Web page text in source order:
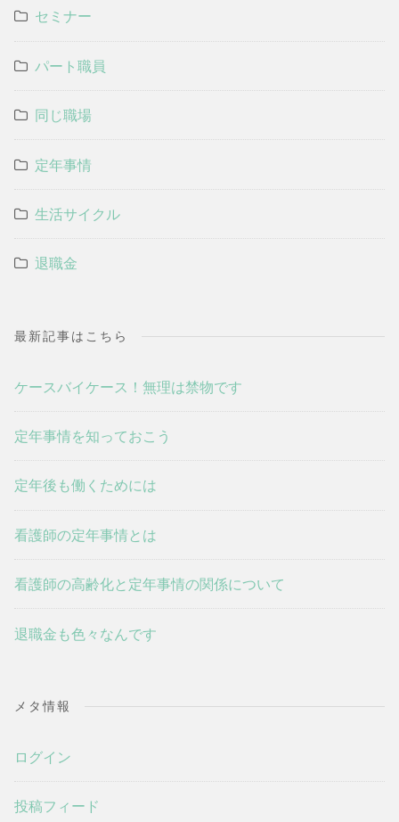
セミナー
パート職員
同じ職場
定年事情
生活サイクル
退職金
最新記事はこちら
ケースバイケース！無理は禁物です
定年事情を知っておこう
定年後も働くためには
看護師の定年事情とは
看護師の高齢化と定年事情の関係について
退職金も色々なんです
メタ情報
ログイン
投稿フィード